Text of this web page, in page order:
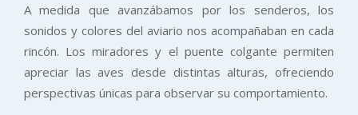
A medida que avanzábamos por los senderos, los
sonidos y colores del aviario nos acompañaban en cada
rincón. Los miradores y el puente colgante permiten
apreciar las aves desde distintas alturas, ofreciendo
perspectivas únicas para observar su comportamiento.